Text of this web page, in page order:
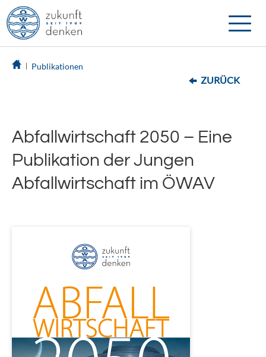
Toggle
Publikationen
ZURÜCK
Abfallwirtschaft 2050 – Eine
Publikation der Jungen
Abfallwirtschaft im ÖWAV